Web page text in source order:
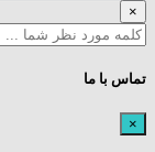
×
تماس با ما
×